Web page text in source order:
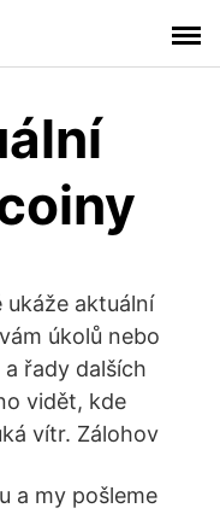
ukáže aktuální
úkolů nebo
řady dalších
vidět, kde
vítr. Zálohov
a my pošleme